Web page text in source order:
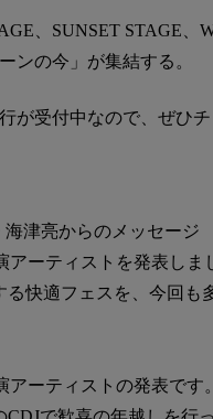
、SUNSET STAGE、
ンの今」が集結する。
が受付中なので、ぜひ
津亮からのメッセージ
アーティストを発表し
る快適フェスを、今回も
アーティストの発表です